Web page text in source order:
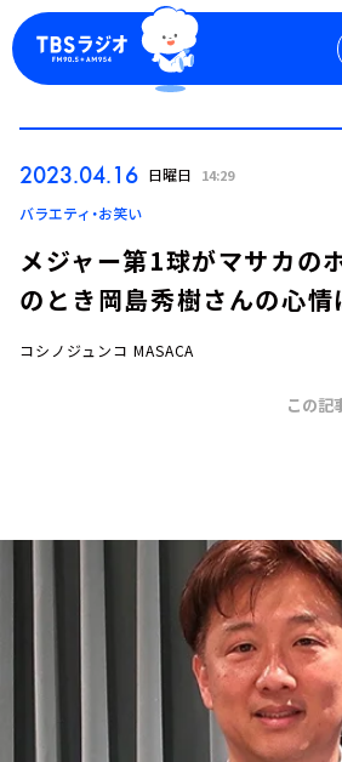
ログイン
イベント・グッズ
YouTube
会社情報
2023.04.16 日曜日 14:29
バラエティ・お笑い
メジャー第1球がマサカの
のとき岡島秀樹さんの心情は
コシノジュンコ MASACA
この記